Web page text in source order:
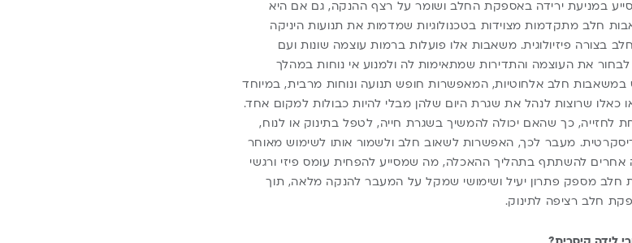
במניעת ירידה באספקת החלב ושומר על רצף ההנקה, גם אם היא
חלב מתקדמות מצוידות בטכנולוגיות שמדמות את תנועות היניקה
בצורה פיזיולוגית. משאבות אלו פועלות ברמות עוצמה שונות ועם
את העוצמה והתדירות שמתאימות לה ולמנוע אי נוחות במהלך
במשאבות חלב אלחוטיות, המאפשרות חופש תנועה ונוחות מרבית, במיוחד
כאלו שרוצות לנהל את שגרת היום שלהן מבלי להיות כבולות למקום אחד.
לחזייה, כך שהאם יכולה להמשיך בשגרת חייה, לטפל בתינוק או לנוח,
מעבר לכך, האפשרות לשאוב חלב ולשמור אותו לשימוש מאוחר
אחרים להשתתף בתהליך ההאכלה, מה שמסייע להפחית עומס פיזי ורגשי
מספק פתרון יעיל ושימושי שמקל על המעבר להנקה מלאה, תוך
חלב רציפה לתינוק.